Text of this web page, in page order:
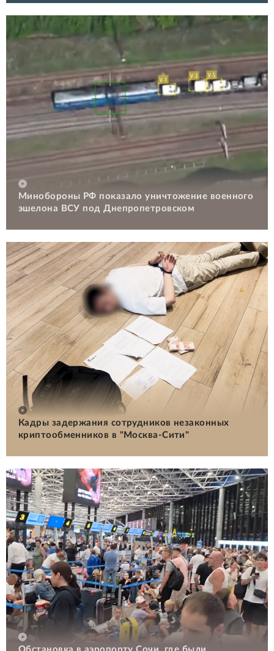
Минобороны РФ показало уничтожение военного
эшелона ВСУ под Днепропетровском
Кадры задержания сотрудников незаконных
криптообменников в "Москва-Сити"